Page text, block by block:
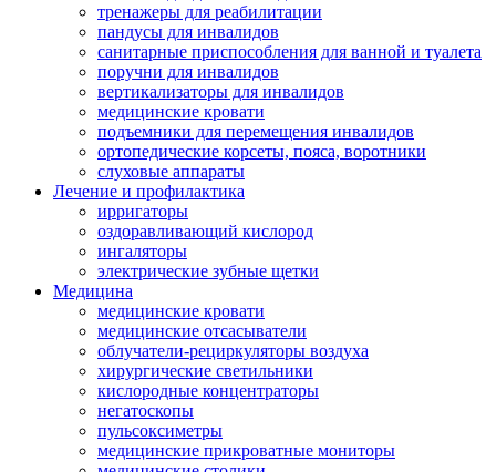
тренажеры для реабилитации
пандусы для инвалидов
санитарные приспособления для ванной и туалета
поручни для инвалидов
вертикализаторы для инвалидов
медицинские кровати
подъемники для перемещения инвалидов
ортопедические корсеты, пояса, воротники
слуховые аппараты
Лечение и профилактика
ирригаторы
оздоравливающий кислород
ингаляторы
электрические зубные щетки
Медицина
медицинские кровати
медицинские отсасыватели
облучатели-рециркуляторы воздуха
хирургические светильники
кислородные концентраторы
негатоскопы
пульсоксиметры
медицинские прикроватные мониторы